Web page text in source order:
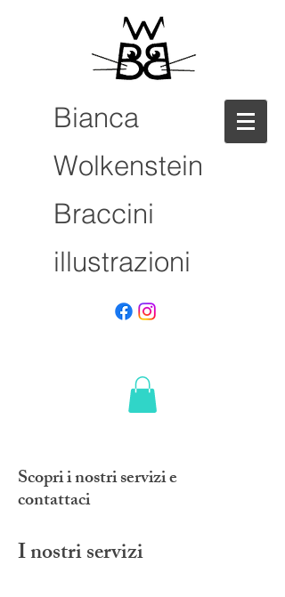
Bianca
Wolkenstein
Braccini
illustrazioni
Scopri i nostri servizi e
contattaci
I nostri servizi